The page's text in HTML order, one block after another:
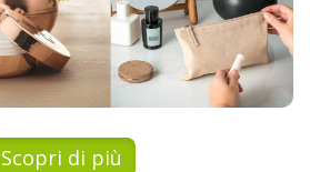
Scopri di più